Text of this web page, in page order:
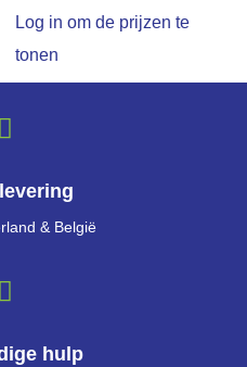
Log in om de prijzen te
tonen
& België
hulp